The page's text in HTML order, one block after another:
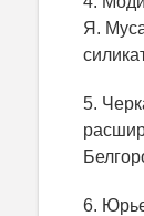
Я.
5.
6.